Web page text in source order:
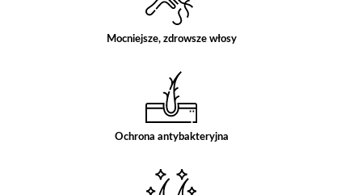
Mocniejsze, zdrowsze włosy
Ochrona antybakteryjna